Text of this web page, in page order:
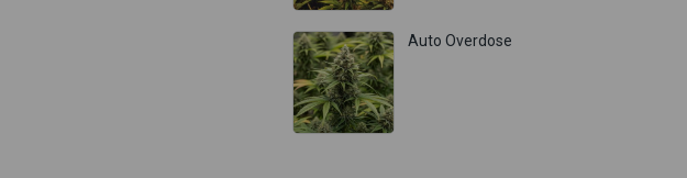
Auto Overdose